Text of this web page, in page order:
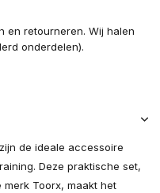
en retourneren. Wij halen
onderdelen).
de ideale accessoire
Deze praktische set,
Toorx, maakt het